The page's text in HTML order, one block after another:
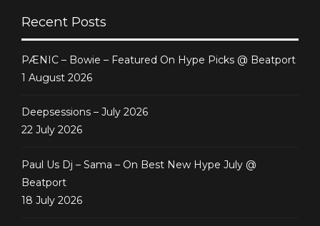
Recent Posts
PÆNIC – Bowie – Featured On Hype Picks @ Beatport
1 August 2026
Deepsessions – July 2026
22 July 2026
Paul Us Dj – Sama – On Best New Hype July @
Beatport
18 July 2026